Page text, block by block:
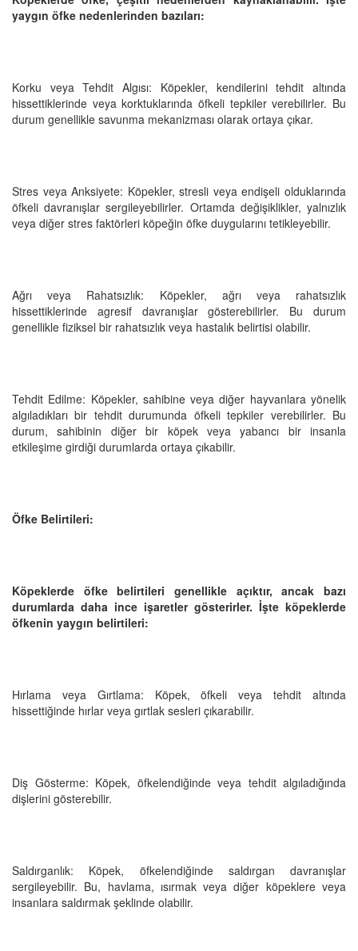
yaygın öfke nedenlerinden bazıları:
Korku veya Tehdit Algısı: Köpekler, kendilerini tehdit altında
hissettiklerinde veya korktuklarında öfkeli tepkiler verebilirler. Bu
durum genellikle savunma mekanizması olarak ortaya çıkar.
Stres veya Anksiyete: Köpekler, stresli veya endişeli olduklarında
öfkeli davranışlar sergileyebilirler. Ortamda değişiklikler, yalnızlık
veya diğer stres faktörleri köpeğin öfke duygularını tetikleyebilir.
Ağrı veya Rahatsızlık: Köpekler, ağrı veya rahatsızlık
hissettiklerinde agresif davranışlar gösterebilirler. Bu durum
genellikle fiziksel bir rahatsızlık veya hastalık belirtisi olabilir.
Tehdit Edilme: Köpekler, sahibine veya diğer hayvanlara yönelik
algıladıkları bir tehdit durumunda öfkeli tepkiler verebilirler. Bu
durum, sahibinin diğer bir köpek veya yabancı bir insanla
etkileşime girdiği durumlarda ortaya çıkabilir.
Öfke Belirtileri:
Köpeklerde öfke belirtileri genellikle açıktır, ancak bazı
durumlarda daha ince işaretler gösterirler. İşte köpeklerde
öfkenin yaygın belirtileri:
Hırlama veya Gırtlama: Köpek, öfkeli veya tehdit altında
hissettiğinde hırlar veya gırtlak sesleri çıkarabilir.
Diş Gösterme: Köpek, öfkelendiğinde veya tehdit algıladığında
dişlerini gösterebilir.
Saldırganlık: Köpek, öfkelendiğinde saldırgan davranışlar
sergileyebilir. Bu, havlama, ısırmak veya diğer köpeklere veya
insanlara saldırmak şeklinde olabilir.